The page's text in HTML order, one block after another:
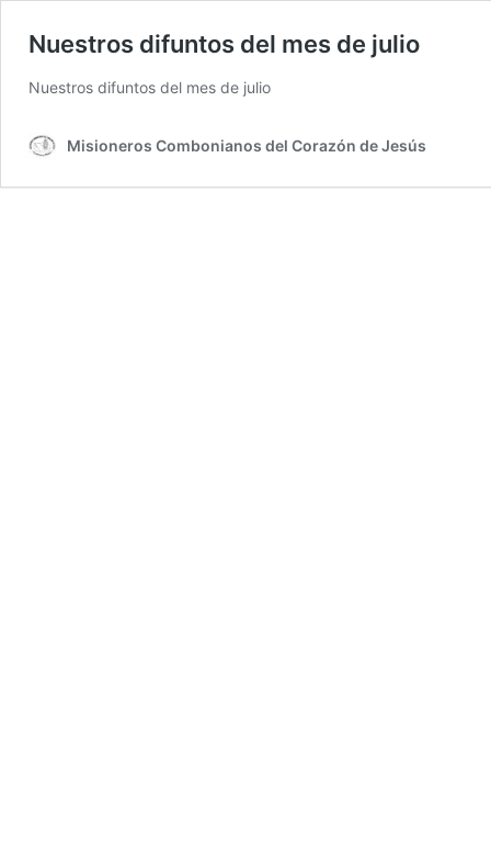
Nuestros difuntos del mes de julio
Nuestros difuntos del mes de julio
Misioneros Combonianos del Corazón de Jesús